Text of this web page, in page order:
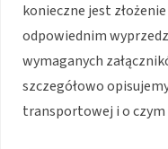
konieczne jest
odpowiednim
wymaganych
szczegółowo
transportowej i o czym